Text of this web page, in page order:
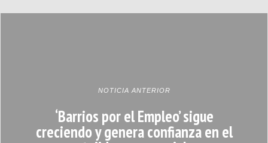
NOTICIA ANTERIOR
‘Barrios por el Empleo’ sigue
creciendo y genera confianza en el